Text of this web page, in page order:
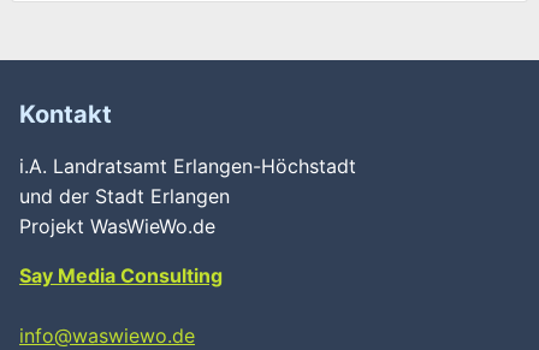
Kontakt
i.A. Landratsamt Erlangen-Höchstadt
und der Stadt Erlangen
Projekt WasWieWo.de
Say Media Consulting
info@waswiewo.de